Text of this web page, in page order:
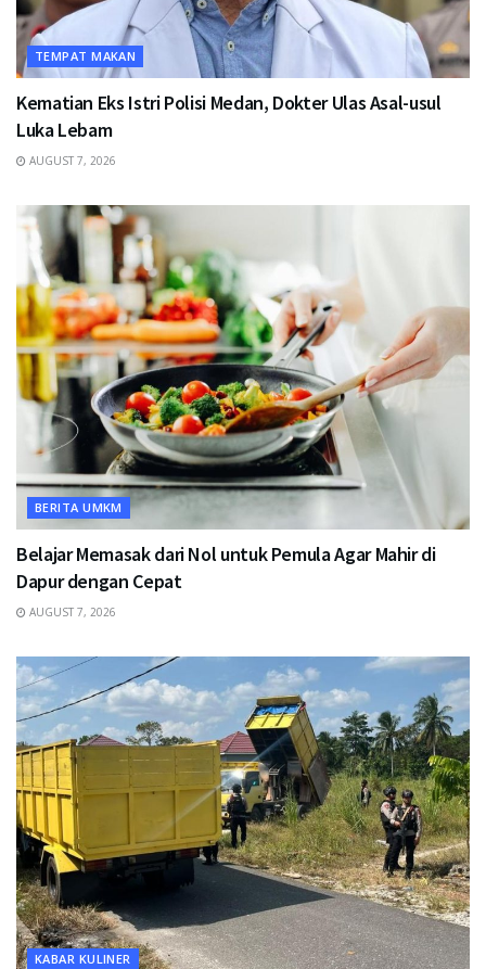
TEMPAT MAKAN
Kematian Eks Istri Polisi Medan, Dokter Ulas Asal-usul
Luka Lebam
AUGUST 7, 2026
BERITA UMKM
Belajar Memasak dari Nol untuk Pemula Agar Mahir di
Dapur dengan Cepat
AUGUST 7, 2026
KABAR KULINER